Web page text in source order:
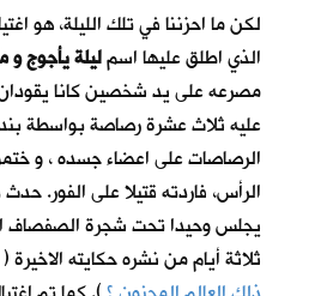
لكن ما احزننا في تلك الليلة، هو
الذي اطلق عليها اسمليلة يأجوج و
مصرعه على يد شخصين كانا يقودان
عليه ثلاث عشرة رصاصة بواسطة
الرصاصات على اعضاء جسده ، و
الرأس، فاردته قتيلا على الفور.
يجلس وحيدا تحت شجرة الصفصاف
ثلاثة أيام من نشره حكايته الاخيرة (